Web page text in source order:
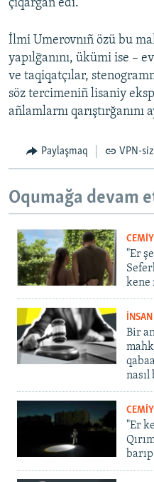
çıqarğan edi.
İlmi Umerovnıñ özü bu
yapılğanını, ükümi ise –
ve taqiqatçılar,
söz tercimeniñ lisaniy
añlamlarnı qarıştırğanını
Paylaşmaq VPN-
Oqumağa devam
"Er
kene
Bir
nasıl
"Er